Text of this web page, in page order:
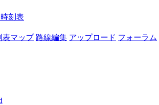
刻表
表マップ 路線編集 アップロード フォーラム